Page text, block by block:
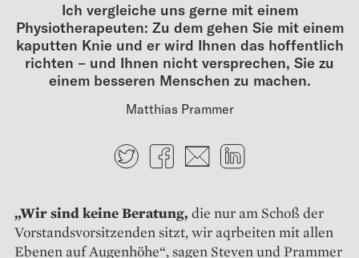
Ich vergleiche uns gerne mit einem
Physiotherapeuten: Zu dem gehen Sie mit einem
kaputten Knie und er wird Ihnen das hoffentlich
richten – und Ihnen nicht versprechen, Sie zu
einem besseren Menschen zu machen.
Matthias Prammer
TwitterFacebook
E-mail
„Wir sind keine Beratung, die nur am Schoß der
Vorstandsvorsitzenden sitzt, wir aqrbeiten mit allen
Ebenen auf Augenhöhe“, sagen Steven und Prammer